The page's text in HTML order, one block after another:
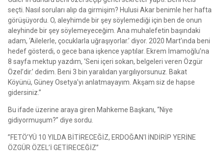
seçti. Nasıl soruları alıp da girmişim? Hulusi Akar benimle her hafta
görüşüyordu. O, aleyhimde bir şey söylemediği için ben de onun
aleyhinde bir şey söylemeyeceğim. Ana muhalefetin başındaki
adam, ‘Ailelerle, çocuklarla uğraşıyorlar.’ diyor. 2020 Mart’ında beni
hedef gösterdi, o gece bana işkence yaptılar. Ekrem İmamoğlu’na
8 sayfa mektup yazdım, ‘Seni içeri sokan, belgeleri veren Özgür
Özel’dir.’ dedim. Beni 3 bin yaralıdan yargılıyorsunuz. Bakat
Köyünü, Güney Osetya’yı anlatmayayım. Akşam siz de hapse
gidersiniz.”
Bu ifade üzerine araya giren Mahkeme Başkanı, “Niye
gidiyormuşum?” diye sordu.
”FETÖ’YÜ 10 YILDA BİTİRECEĞİZ, ERDOĞAN’I İNDİRİP YERİNE
ÖZGÜR ÖZEL’İ GETİRECEĞİZ”